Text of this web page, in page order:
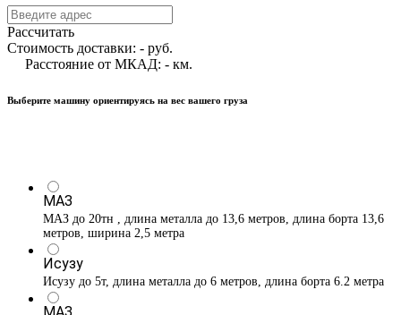
Рассчитать
Стоимость доставки: - руб.
Расстояние от МКАД: - км.
Выберите машину ориентируясь на вес вашего груза
МАЗ
МАЗ до 20тн , длина металла до 13,6 метров, длина борта 13,6
метров, ширина 2,5 метра
Исузу
Исузу до 5т, длина металла до 6 метров, длина борта 6.2 метра